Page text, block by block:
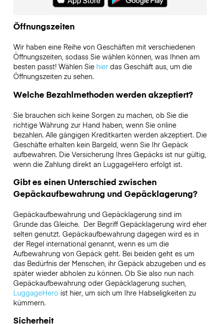
Öffnungszeiten
Wir haben eine Reihe von Geschäften mit verschiedenen
Öffnungszeiten, sodass Sie wählen können, was Ihnen am
besten passt! Wählen Sie hierdas Geschäft aus, um die
Öffnungszeiten zu sehen.
Welche Bezahlmethoden werden akzeptiert?
Sie brauchen sich keine Sorgen zu machen, ob Sie die
richtige Währung zur Hand haben, wenn Sie online
bezahlen. Alle gängigen Kreditkarten werden akzeptiert. Die
Geschäfte erhalten kein Bargeld, wenn Sie Ihr Gepäck
aufbewahren. Die Versicherung Ihres Gepäcks ist nur gültig,
wenn die Zahlung direkt an LuggageHero erfolgt ist.
Gibt es einen Unterschied zwischen
Gepäckaufbewahrung und Gepäcklagerung?
Gepäckaufbewahrung und Gepäcklagerung sind im
Grunde das Gleiche. Der Begriff Gepäcklagerung wird eher
selten genutzt. Gepäckaufbewahrung dagegen wird es in
der Regel international genannt, wenn es um die
Aufbewahrung von Gepäck geht. Bei beiden geht es um
das Bedürfnis der Menschen, ihr Gepäck abzugeben und es
später wieder abholen zu können. Ob Sie also nun nach
Gepäckaufbewahrung oder Gepäcklagerung suchen,
LuggageHero ist hier, um sich um Ihre Habseligkeiten zu
kümmern.
Sicherheit